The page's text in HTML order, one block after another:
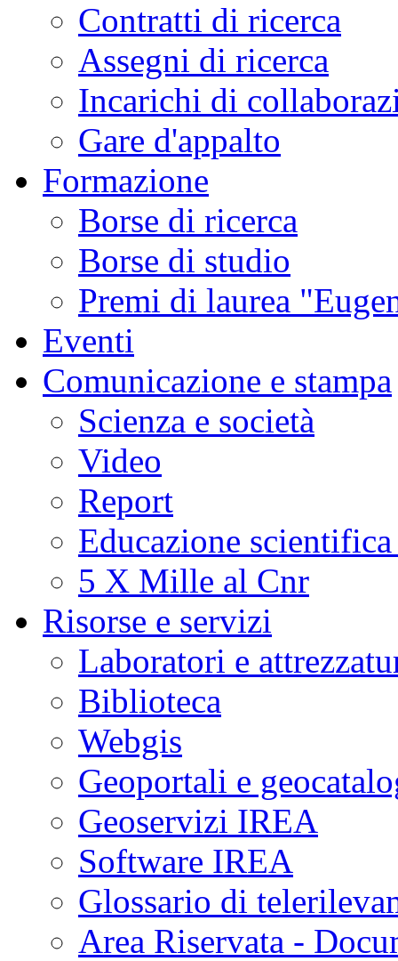
Contratti di ricerca
Assegni di ricerca
Incarichi di
Gare d'appalto
Formazione
Borse di ricerca
Borse di studio
Premi di laurea
Eventi
Comunicazione e stampa
Scienza e società
Video
Report
Educazione
5 X Mille al Cnr
Risorse e servizi
Laboratori e
Biblioteca
Webgis
Geoportali e
Geoservizi IREA
Software IREA
Glossario di
Area Riservata -